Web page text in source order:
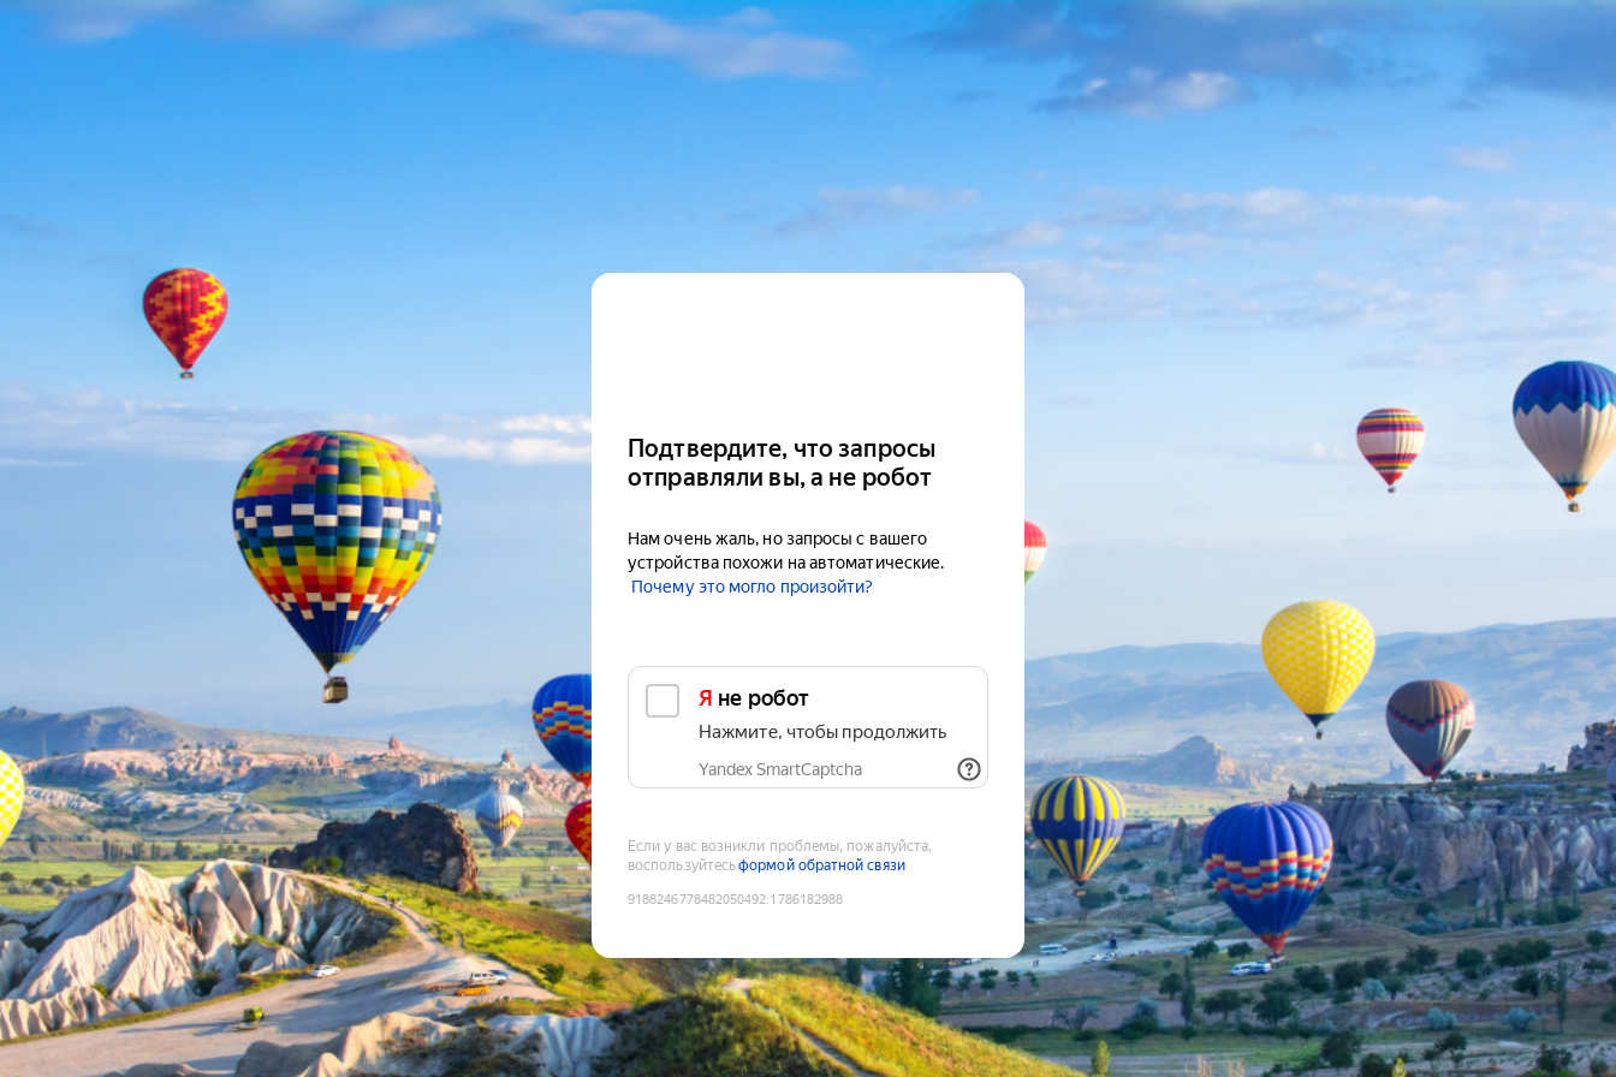
Подтвердите, что запросы
отправляли вы, а не робот
Нам очень жаль, но запросы с вашего
устройства похожи на автоматические.
Почему это могло произойти?
Я не робот
Нажмите, чтобы продолжить
Yandex SmartCaptcha
Если у вас возникли проблемы, пожалуйста,
воспользуйтесьформой обратной связи
9188246778482050492:1786182988